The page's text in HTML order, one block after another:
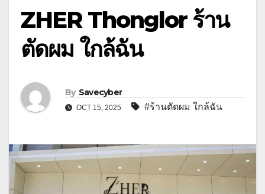
ZHER Thonglor ร้าน
ตัดผม ใกล้ฉัน
By Savecyber
OCT 15, 2025 #ร้านตัดผม ใกล้ฉัน